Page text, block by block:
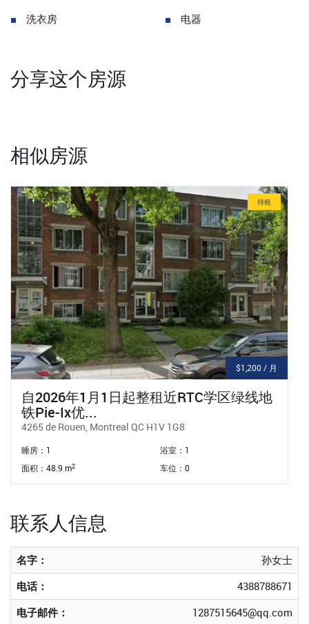
洗衣房 电器
分享这个房源
相似房源
$1,600 / 月
待租
绿线prefontaine 地铁出口3个半包拎包包
网络
2508 rue Moreau Montreal
睡房：1
浴室：1
面积：50 m
车位：0
联系人信息
名字：
孙女士
电话：
4388788671
电子邮件：
1287515645@qq.com